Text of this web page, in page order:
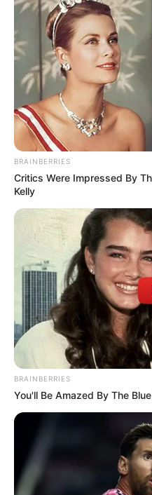
BRAINBERRIES
Critics Were Impressed By
Kelly
BRAINBERRIES
You'll Be Amazed By The